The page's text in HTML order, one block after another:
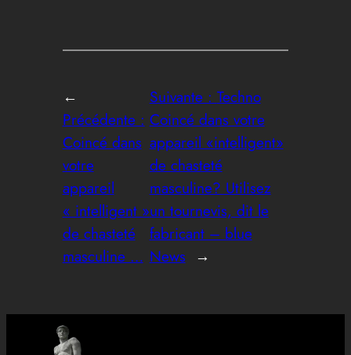
←
Précédente :
Coincé dans
votre
appareil
« intelligent »
de chasteté
masculine …
Suivante : Techno
Coincé dans votre
appareil «intelligent»
de chasteté
masculine? Utilisez
un tournevis, dit le
fabricant – blue
News →